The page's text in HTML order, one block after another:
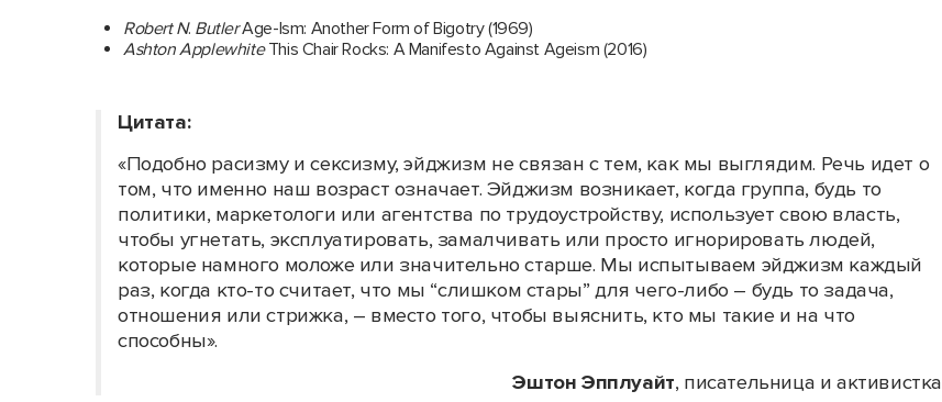
Robert N. ButlerAge-Ism: Another Form of Bigotry (1969)
Ashton ApplewhiteThis Chair Rocks: A Manifesto Against Ageism (2016)
Цитата:
«Подобно расизму и сексизму, эйджизм не связан с тем, как мы выглядим. Речь идет о
том, что именно наш возраст означает. Эйджизм возникает, когда группа, будь то
политики, маркетологи или агентства по трудоустройству, использует свою власть,
чтобы угнетать, эксплуатировать, замалчивать или просто игнорировать людей,
которые намного моложе или значительно старше. Мы испытываем эйджизм каждый
раз, когда кто-то считает, что мы “слишком стары” для чего-либо – будь то задача,
отношения или стрижка, – вместо того, чтобы выяснить, кто мы такие и на что
способны».
Эштон Эпплуайт, писательница и активистка